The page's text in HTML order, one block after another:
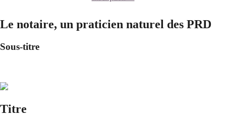
Le notaire, un praticien naturel des PRD
Sous-titre
Titre